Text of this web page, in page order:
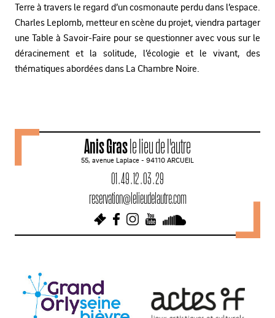
Terre à travers le regard d’un cosmonaute perdu dans l’espace.
Charles Leplomb, metteur en scène du projet, viendra partager
une Table à Savoir-Faire pour se questionner avec vous sur le
déracinement et la solitude, l’écologie et le vivant, des
thématiques abordées dans La Chambre Noire.
Anis Gras le lieu de l'autre
55, avenue Laplace - 94110 ARCUEIL
01 . 49 . 12 . 03 . 29
reservation@lelieudelautre.com